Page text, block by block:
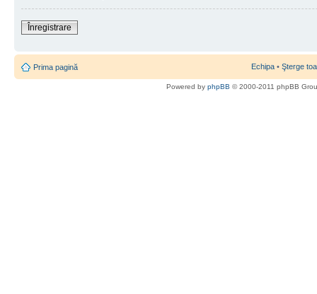
Înregistrare
Prima pagină Echipa • Şterge
Powered by phpBB © 2000-2011 phpBB